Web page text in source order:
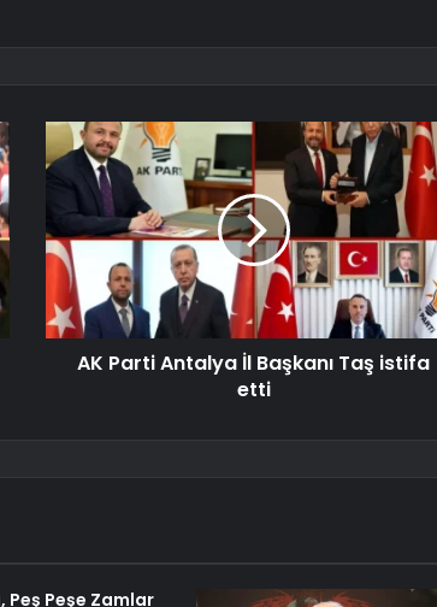
AK Parti Antalya İl Başkanı Taş istifa
etti
Peş Peşe Zamlar